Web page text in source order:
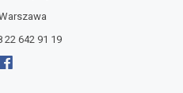
22 642 91 19